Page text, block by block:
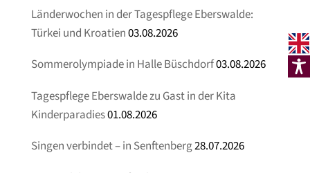
Länderwochen in der Tagespflege Eberswalde:
Türkei und Kroatien03.08.2026
Sommerolympiade in Halle Büschdorf03.08.2026
Tagespflege Eberswalde zu Gast in der Kita
Kinderparadies01.08.2026
Singen verbindet – in Senftenberg28.07.2026